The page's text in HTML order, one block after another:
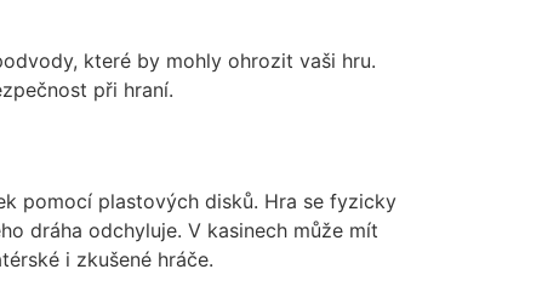
které by mohly ohrozit vaši hru.
při hraní.
pomocí plastových disků. Hra se fyzicky
dráha odchyluje. V kasinech může mít
i zkušené hráče.